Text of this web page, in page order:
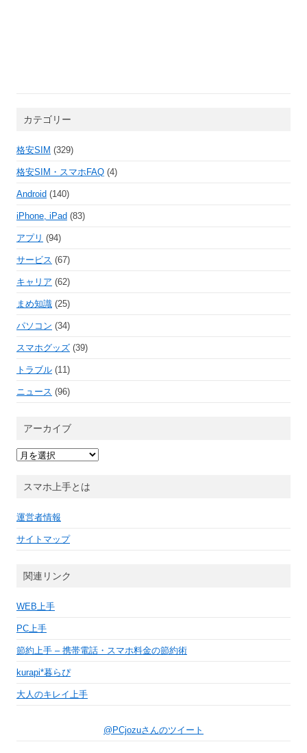
カテゴリー
格安SIM (329)
格安SIM・スマホFAQ (4)
Android (140)
iPhone, iPad (83)
アプリ (94)
サービス (67)
キャリア (62)
まめ知識 (25)
パソコン (34)
スマホグッズ (39)
トラブル (11)
ニュース (96)
アーカイブ
ア
ー
ブスマホ上手とは
運営者情報
サイトマップ
関連リンク
WEB上手
PC上手
節約上手 – 携帯電話・スマホ料金の節約術
kurapi*暮らぴ
大人のキレイ上手
@PCjozuさんのツイート